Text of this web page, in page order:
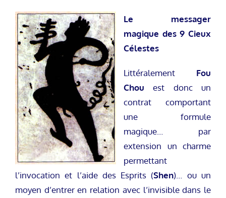
Le messager
magique des 9 Cieux
Célestes
Littéralement Fou
Chou est donc un
contrat comportant
une formule
magique… par
extension un charme
permettant
l’invocation et l’aide des Esprits (Shen)… ou un
moyen d’entrer en relation avec l’invisible dans le